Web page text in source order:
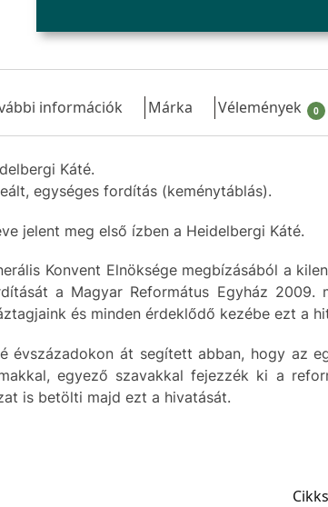
információk Márka Vélemények 0
Káté.
egységes fordítás (keménytáblás).
jelent meg első ízben a Heidelbergi Káté.
Konvent Elnöksége megbízásából a
a Magyar Református Egyház 2009.
és minden érdeklődő kezébe ezt a
évszázadokon át segített abban, hogy az
egyező szavakkal fejezzék ki a
is betölti majd ezt a hivatását.